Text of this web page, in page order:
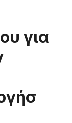
για